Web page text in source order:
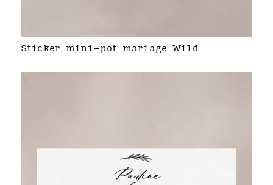
Sticker mini-pot mariage Wild